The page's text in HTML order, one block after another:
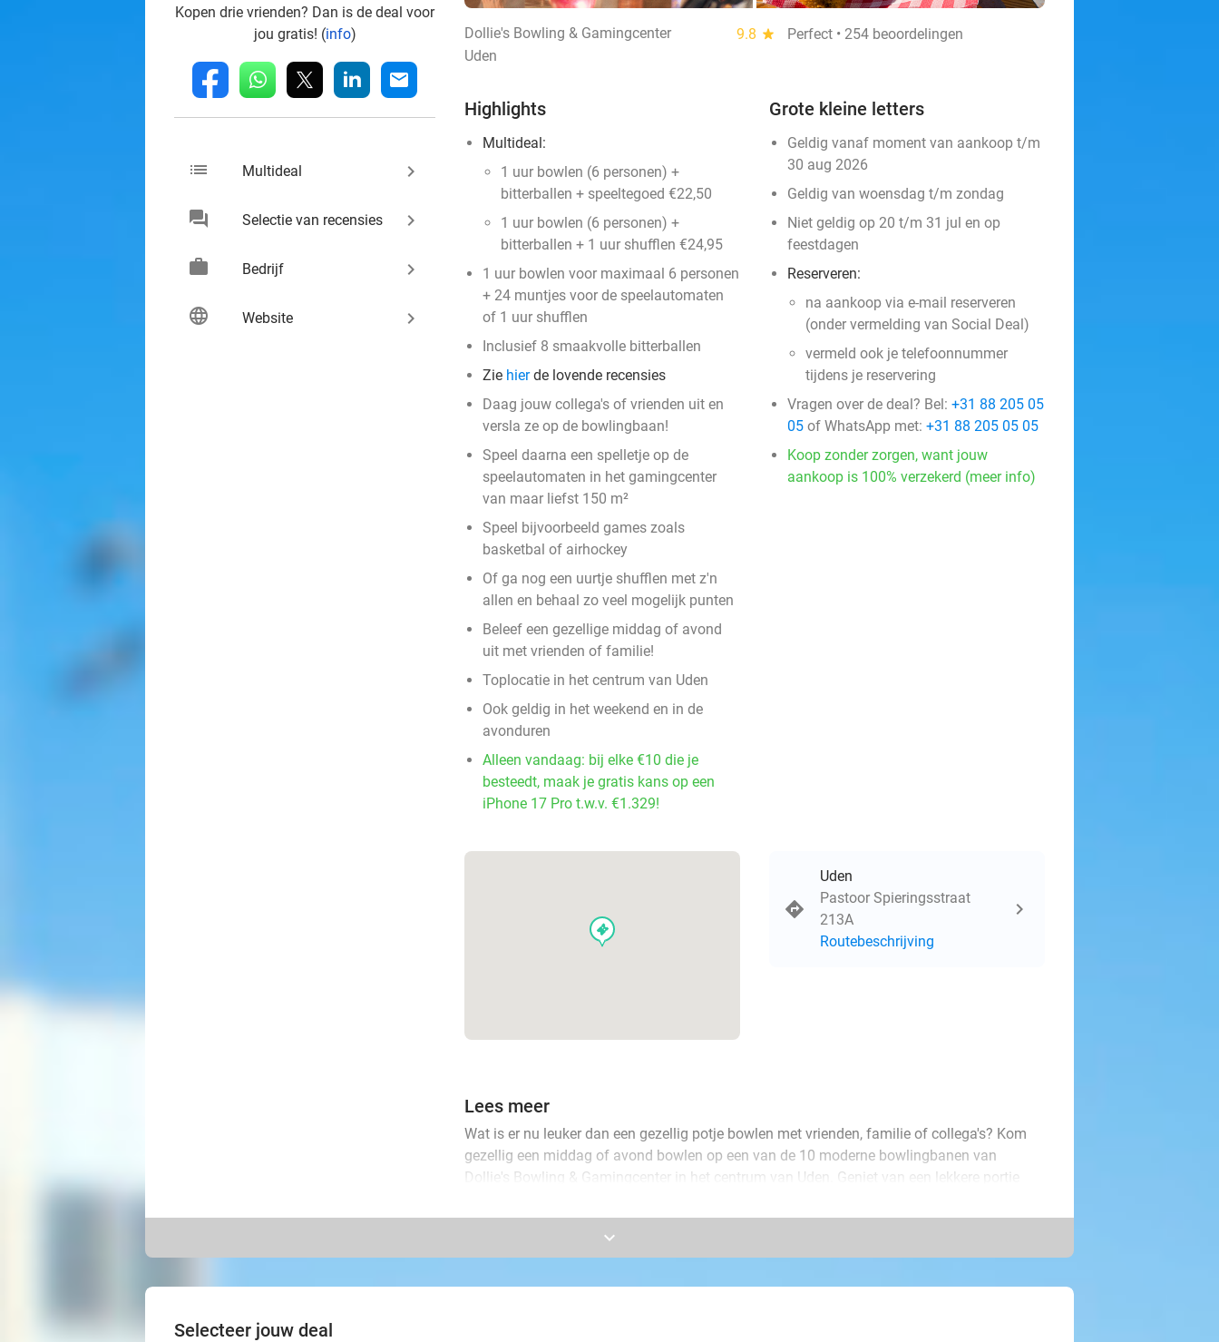
Kopen drie vrienden? Dan is de deal voor
jou gratis! (info)
fb whatsapp linkedin mail
list Multideal keyboard_arrow_right
chat Selectie van recensies keyboard_arrow_right
work Bedrijf keyboard_arrow_right
language Website keyboard_arrow_right
Dollie's Bowling & Gamingcenter 9.8 star
Perfect • 254 beoordelingen
Uden
Highlights
Multideal:
1 uur bowlen (6 personen) +
bitterballen + speeltegoed €22,50
1 uur bowlen (6 personen) +
bitterballen + 1 uur shufflen €24,95
1 uur bowlen voor maximaal 6 personen
+ 24 muntjes voor de speelautomaten
of 1 uur shufflen
Inclusief 8 smaakvolle bitterballen
Zie hierde lovende recensies
Daag jouw collega's of vrienden uit en
versla ze op de bowlingbaan!
Speel daarna een spelletje op de
speelautomaten in het gamingcenter
van maar liefst 150 m²
Speel bijvoorbeeld games zoals
basketbal of airhockey
Of ga nog een uurtje shufflen met z'n
allen en behaal zo veel mogelijk punten
Beleef een gezellige middag of avond
uit met vrienden of familie!
Toplocatie in het centrum van Uden
Ook geldig in het weekend en in de
avonduren
Alleen vandaag: bij elke €10 die je
besteedt, maak je gratis kans op een
iPhone 17 Pro t.w.v. €1.329!
Grote kleine letters
Geldig vanaf moment van aankoop t/m
30 aug 2026
Geldig van woensdag t/m zondag
Niet geldig op 20 t/m 31 jul en op
feestdagen
Reserveren:
na aankoop via e-mail reserveren
(onder vermelding van Social Deal)
vermeld ook je telefoonnummer
tijdens je reservering
Vragen over de deal? Bel: +31 88 205 05
05 of WhatsApp met: +31 88 205 05 05
Koop zonder zorgen, want jouw
aankoop is 100% verzekerd (meer info)
events
Uden
Pastoor Spieringsstraat
213A
Routebeschrijving
Lees meer
Wat is er nu leuker dan een gezellig potje bowlen met vrienden, familie of collega's? Kom
gezellig een middag of avond bowlen op een van de 10 moderne bowlingbanen van
Dollie's Bowling & Gamingcenter in het centrum van Uden. Geniet van een lekkere portie
Daarnaast krijgen jullie 24 muntjes om te besteden op de speelautomaten in het
speelautomaten met uiteenlopende spellen. Er is voor ieder wat wils! Of ga na het bowlen
keyboard_arrow_down
Selecteer jouw deal